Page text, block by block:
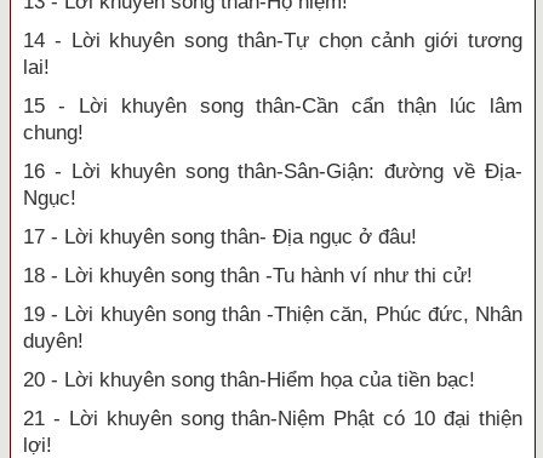
14 - Lời khuyên song thân-Tự chọn cảnh giới tương
lai!
15 - Lời khuyên song thân-Cần cẩn thận lúc lâm
chung!
16 - Lời khuyên song thân-Sân-Giận: đường về Địa-
Ngục!
17 - Lời khuyên song thân- Địa ngục ở đâu!
18 - Lời khuyên song thân -Tu hành ví như thi cử!
19 - Lời khuyên song thân -Thiện căn, Phúc đức, Nhân
duyên!
20 - Lời khuyên song thân-Hiểm họa của tiền bạc!
21 - Lời khuyên song thân-Niệm Phật có 10 đại thiện
lợi!